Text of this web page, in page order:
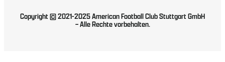
Copyright © 2021-2025 American Football Club Stuttgart GmbH
– Alle Rechte vorbehalten.